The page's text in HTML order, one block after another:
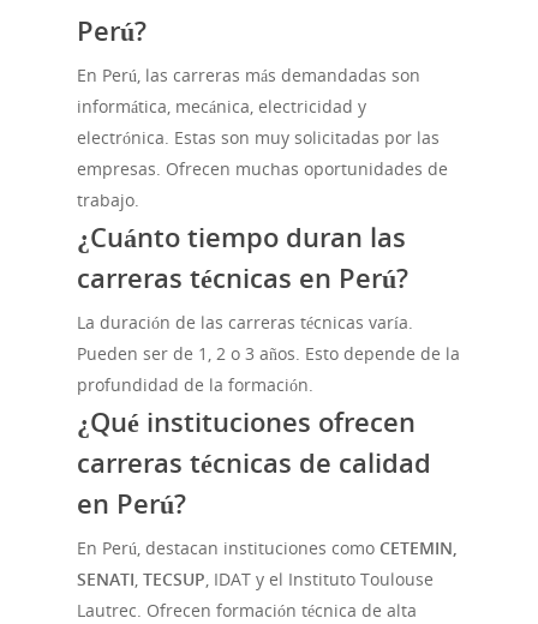
Perú?
En Perú, las carreras más demandadas son
informática, mecánica, electricidad y
electrónica. Estas son muy solicitadas por las
empresas. Ofrecen muchas oportunidades de
trabajo.
¿Cuánto tiempo duran las
carreras técnicas en Perú?
La duración de las carreras técnicas varía.
Pueden ser de 1, 2 o 3 años. Esto depende de la
profundidad de la formación.
¿Qué instituciones ofrecen
carreras técnicas de calidad
en Perú?
En Perú, destacan instituciones como CETEMIN,
SENATI, TECSUP, IDAT y el Instituto Toulouse
Lautrec. Ofrecen formación técnica de alta